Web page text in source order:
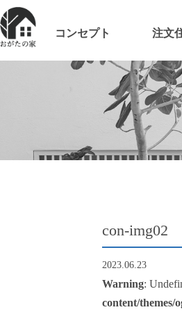
コンセプト 注文
con-img02
2023.06.23
Warning:
content/themes/